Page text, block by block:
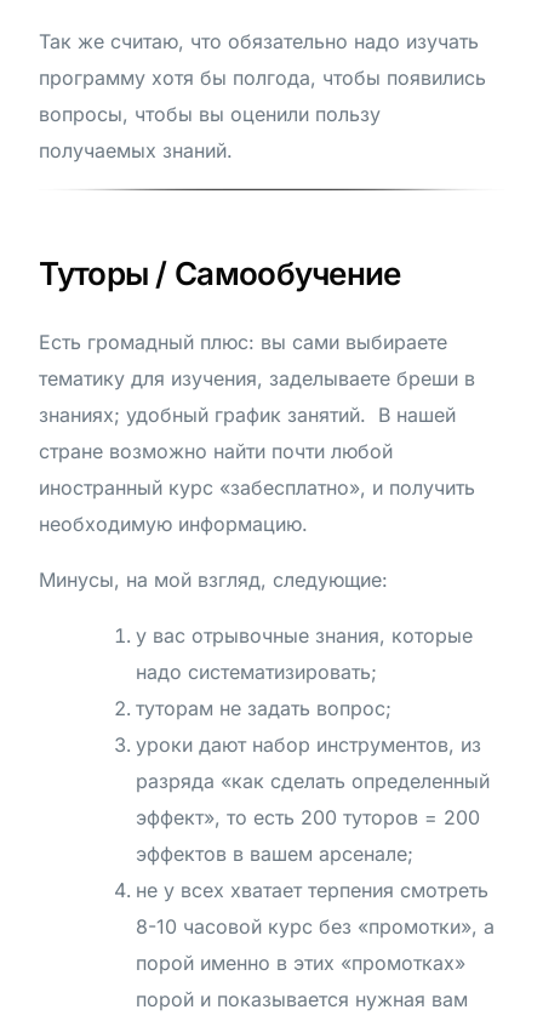
Так же считаю, что обязательно надо изучать
программу хотя бы полгода, чтобы появились
вопросы, чтобы вы оценили пользу
получаемых знаний.
Туторы / Самообучение
Есть громадный плюс: вы сами выбираете
тематику для изучения, заделываете бреши в
знаниях; удобный график занятий. В нашей
стране возможно найти почти любой
иностранный курс «забесплатно», и получить
необходимую информацию.
Минусы, на мой взгляд, следующие:
у вас отрывочные знания, которые
надо систематизировать;
туторам не задать вопрос;
уроки дают набор инструментов, из
разряда «как сделать определенный
эффект», то есть 200 туторов = 200
эффектов в вашем арсенале;
не у всех хватает терпения смотреть
8-10 часовой курс без «промотки», а
порой именно в этих «промотках»
порой и показывается нужная вам